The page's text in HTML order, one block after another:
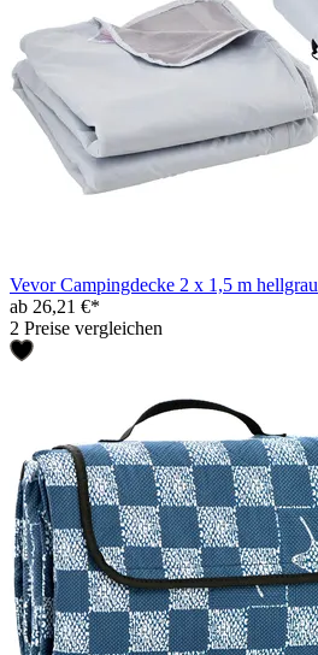
Vevor Campingdecke 2 x 1,5 m hellgrau
ab 26,21 €*
2 Preise vergleichen